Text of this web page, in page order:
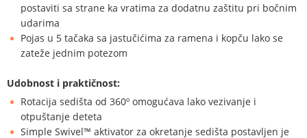
postaviti sa strane ka vratima za dodatnu zaštitu pri bočnim
udarima
Pojas u 5 tačaka sa jastučićima za ramena i kopču lako se
zateže jednim potezom
Udobnost i praktičnost:
Rotacija sedišta od 360º omogućava lako vezivanje i
otpuštanje deteta
Simple Swivel™ aktivator za okretanje sedišta postavljen je